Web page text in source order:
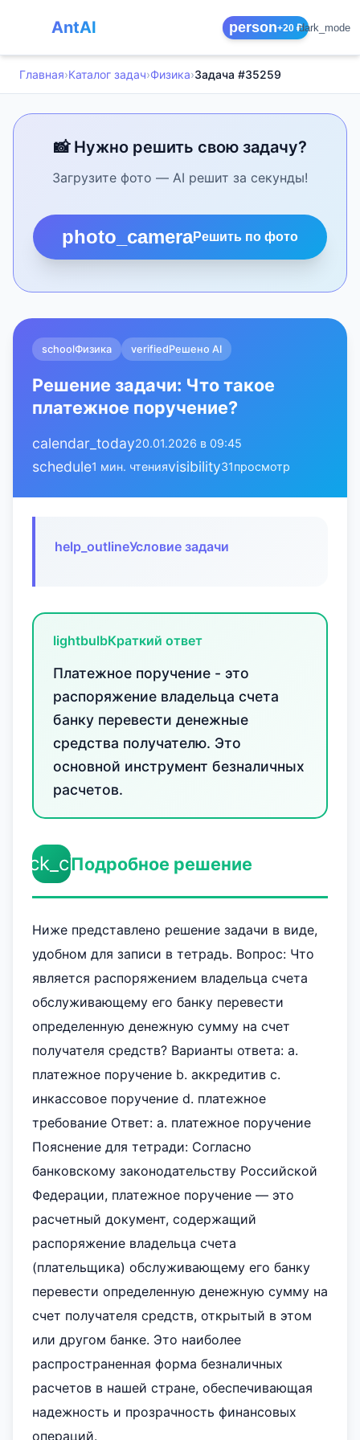
AntAI person+20 ₽dark_mode
Главная›Каталог задач›Физика›Задача #35259
📸 Нужно решить свою задачу?
Загрузите фото — AI решит за секунды!
photo_cameraРешить по фото
schoolФизика verifiedРешено AI
Решение задачи: Что такое
платежное поручение?
calendar_today20.01.2026 в 09:45
schedule1 мин. чтенияvisibility31просмотр
help_outlineУсловие задачи
lightbulbКраткий ответ
Платежное поручение - это
распоряжение владельца счета
банку перевести денежные
средства получателю. Это
основной инструмент безналичных
расчетов.
Подробное решение
Ниже представлено решение задачи в виде,
удобном для записи в тетрадь. Вопрос: Что
является распоряжением владельца счета
обслуживающему его банку перевести
определенную денежную сумму на счет
получателя средств? Варианты ответа: а.
платежное поручение b. аккредитив с.
инкассовое поручение d. платежное
требование Ответ: а. платежное поручение
Пояснение для тетради: Согласно
банковскому законодательству Российской
Федерации, платежное поручение — это
расчетный документ, содержащий
распоряжение владельца счета
(плательщика) обслуживающему его банку
перевести определенную денежную сумму на
счет получателя средств, открытый в этом
или другом банке. Это наиболее
распространенная форма безналичных
расчетов в нашей стране, обеспечивающая
надежность и прозрачность финансовых
операций.